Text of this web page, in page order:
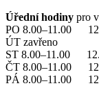
Úřední hodiny pro
PO 8.00–11.00
ÚT zavřeno
ST 8.00–11.00
ČT 8.00–11.00
PÁ 8.00–11.00